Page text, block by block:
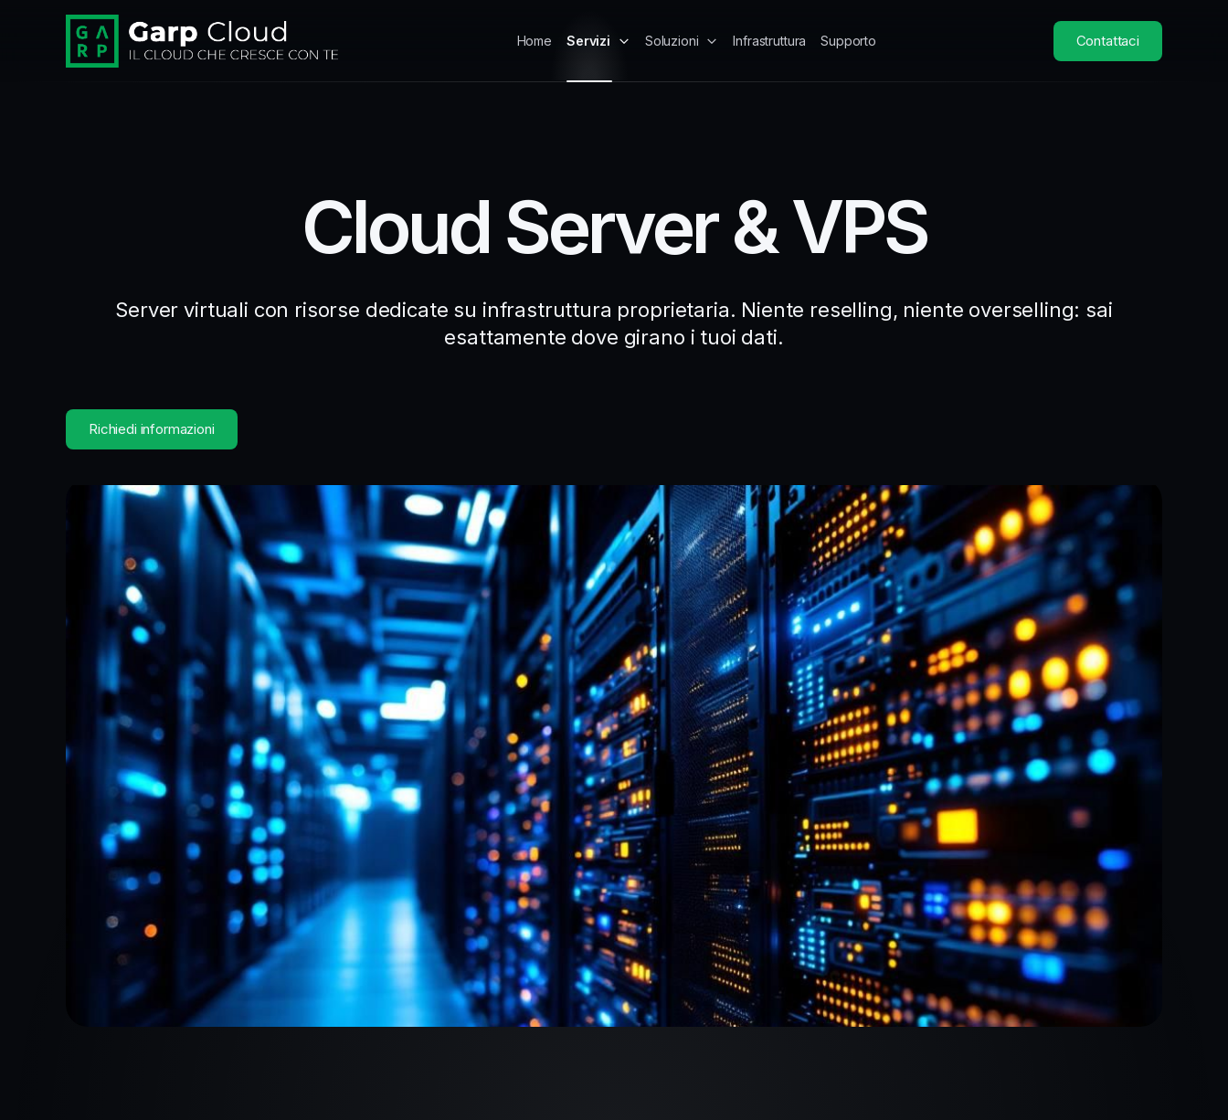
Home Servizi Soluzioni Infrastruttura Supporto Contattaci
Cloud Server & VPS
Server virtuali con risorse dedicate su infrastruttura proprietaria. Niente reselling, niente overselling: sai
esattamente dove girano i tuoi dati.
Richiedi informazioni